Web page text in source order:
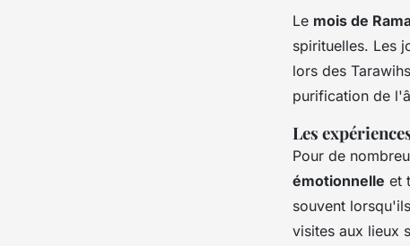
Le mois de
spirituelles. Les
lors des
purification de
Les
Pour de
émotionnelle et
souvent
visites aux lieux